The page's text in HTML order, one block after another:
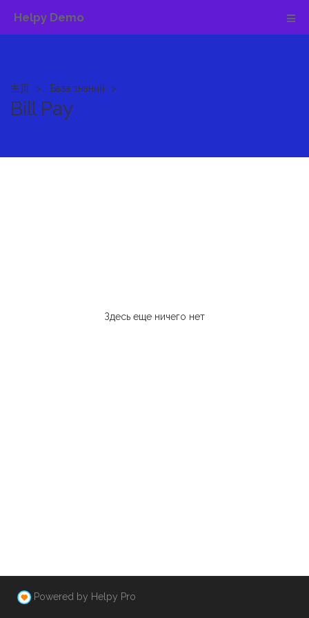
Helpy Demo
主页 База знаний
Bill Pay
Здесь еще ничего нет
Powered by Helpy Pro